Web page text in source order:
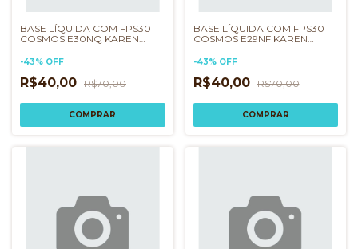
BASE LÍQUIDA COM FPS30
COSMOS E30NQ KAREN
-43% OFF
R$40,00 R$70,00
BASE LÍQUIDA COM FPS30
COSMOS E29NF KAREN
-43% OFF
R$40,00 R$70,00